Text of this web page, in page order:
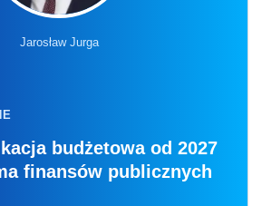
Jarosław Jurga
budżetowa od 2027
finansów publicznych